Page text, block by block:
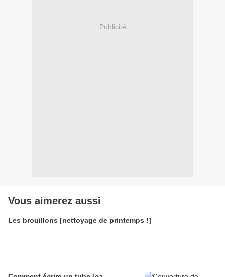
Publicité
Vous aimerez aussi
Les brouillons [nettoyage de printemps !]